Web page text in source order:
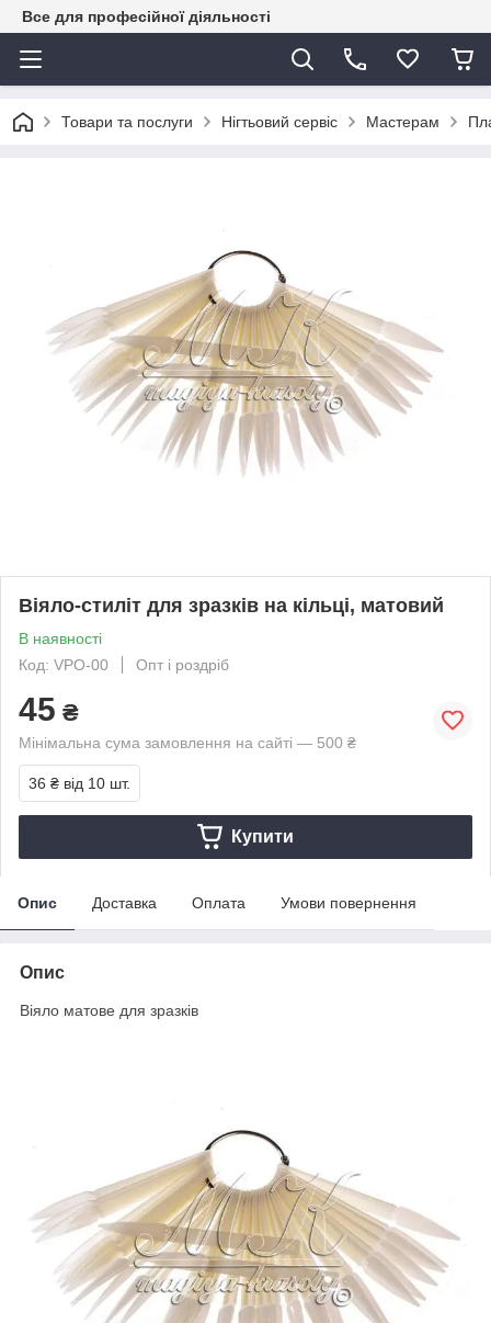
Все для професійної діяльності
Товари та послуги Нігтьовий сервіс Мастерам
Віяло-стиліт для зразків на кільці, матовий
В наявності
Код: VPO-00
Опт і роздріб
45 ₴
Мінімальна сума замовлення на сайті — 500 ₴
36 ₴ від 10 шт.
Купити
Опис Доставка Оплата Умови повернення
Опис
Віяло матове для зразків